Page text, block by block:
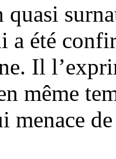
quasi
a été
Il
même
menace